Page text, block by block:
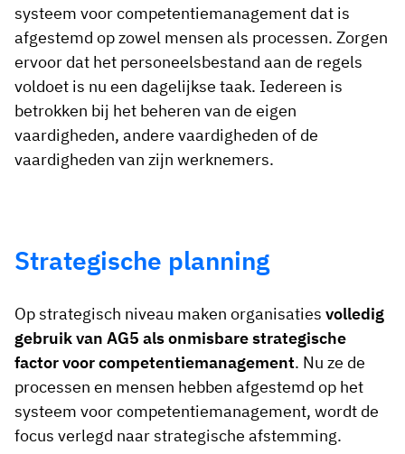
systeem voor competentiemanagement dat is
afgestemd op zowel mensen als processen. Zorgen
ervoor dat het personeelsbestand aan de regels
voldoet is nu een dagelijkse taak. Iedereen is
betrokken bij het beheren van de eigen
vaardigheden, andere vaardigheden of de
vaardigheden van zijn werknemers.
Strategische planning
Op strategisch niveau maken organisaties volledig
gebruik van AG5 als onmisbare strategische
factor voor competentiemanagement. Nu ze de
processen en mensen hebben afgestemd op het
systeem voor competentiemanagement, wordt de
focus verlegd naar strategische afstemming.